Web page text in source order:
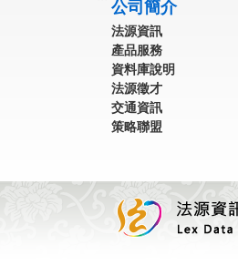
公司簡介
法源資訊
產品服務
資料庫說明
法源徵才
交通資訊
策略聯盟